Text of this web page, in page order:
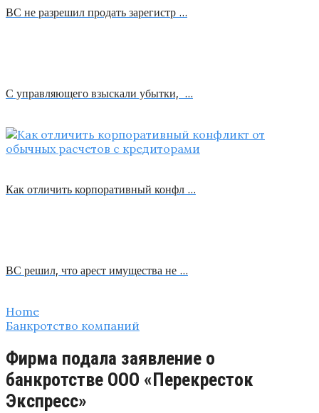
ВС не разрешил продать зарегистр …
С управляющего взыскали убытки, …
Как отличить корпоративный конфл …
ВС решил, что арест имущества не …
Home
Банкротство компаний
Фирма подала заявление о
банкротстве ООО «Перекресток
Экспресс»